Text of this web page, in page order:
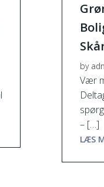
by
Vær
– […]
LÆS